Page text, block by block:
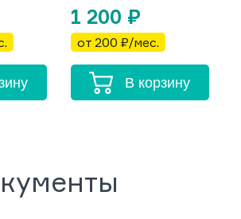
1 200 ₽
от 200 ₽/мес.
В корзину